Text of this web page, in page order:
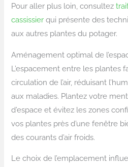
Pour aller plus loin, consultez
cassissier qui présente des
aux autres plantes du potager.
Aménagement optimal de
L’espacement entre les plantes
circulation de l’air, réduisant
aux maladies. Plantez votre
d’espace et évitez les zones
vos plantes près d’une fenêtre
des courants d’air froids.
Le choix de l’emplacement